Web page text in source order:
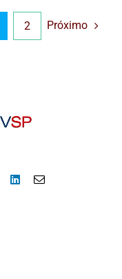
2 Próximo